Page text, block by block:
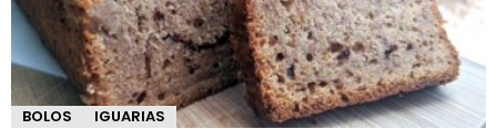
BOLOS IGUARIAS